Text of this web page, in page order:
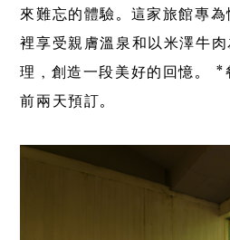
來難忘的體驗。這家旅館專
裡享受親膚溫泉和以米澤牛
理，創造一段美好的回憶。 *
前兩天預訂。